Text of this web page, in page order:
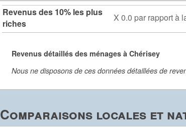
Revenus des 10% les plus
riches
X 0.0 par rapport à
Revenus détaillés des ménages à Chérisey
Nous ne disposons de ces données détaillées de
Comparaisons locales et